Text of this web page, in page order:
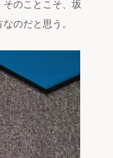
のことこそ、坂
のだと思う。